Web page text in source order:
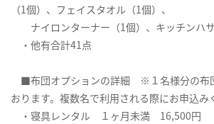
（1個）、フェイスタオル（1個）、
ナイロンターナー（1個）、キッチンハサ
・他有合計41点
■布団オプションの詳細 ※１名様分の布
おります。複数名で利用される際にお申込み
・寝具レンタル １ヶ月未満 16,500円